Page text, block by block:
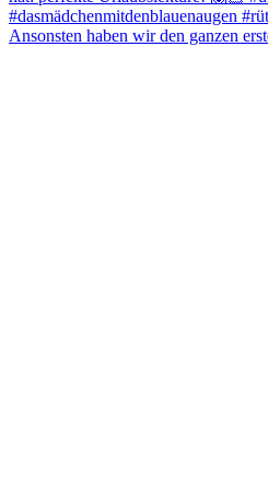
Ansonsten haben wir den ganzen